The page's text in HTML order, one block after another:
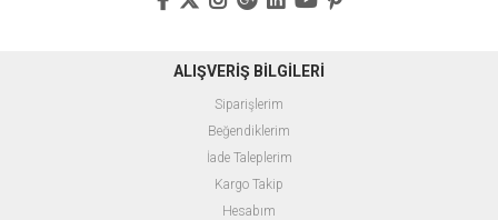
ALIŞVERİŞ BİLGİLERİ
Siparişlerim
Beğendiklerim
İade Taleplerim
Kargo Takip
Hesabım